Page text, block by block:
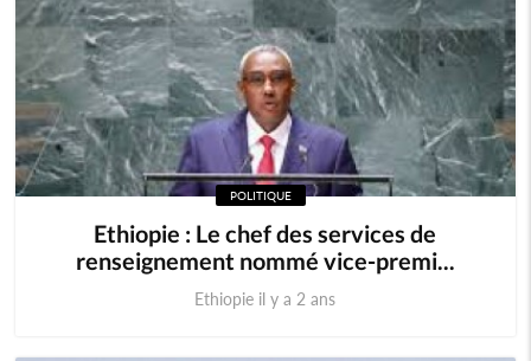
POLITIQUE
Ethiopie : Le chef des services de
renseignement nommé vice-premi...
Ethiopie il y a 2 ans